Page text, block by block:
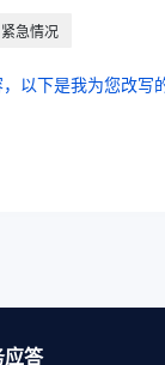
紧急情况
以下是我为您改
应答